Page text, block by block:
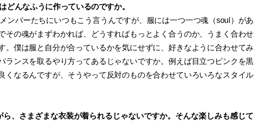
どんなふうに作っているのですか。
ンバーたちにいつもこう言うんですが、服には一つ一つ魂（soul）があ
その魂がまずわかれば、どうすればもっとよく合うのか、うまく合わせ
。僕は服と自分が合っているかを気にせずに、好きなように合わせてみ
ランスを取るやり方ってあるじゃないですか。例えば目立つピンクを黒
くなるんですが、そうやって反対のものを合わせていろいろなスタイル
、さまざまな衣装が着られるじゃないですか。そんな楽しみも感じて